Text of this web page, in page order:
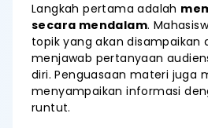
Langkah pertama adalah
secara mendalam.
topik yang akan disampaikan
menjawab pertanyaan
diri. Penguasaan materi juga
menyampaikan informasi
runtut.